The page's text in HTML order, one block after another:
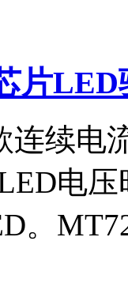
片
连续电
电
。